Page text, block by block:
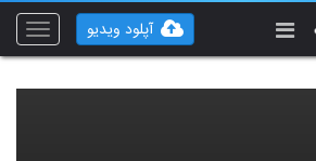
Toggle
آپلود ویدیو